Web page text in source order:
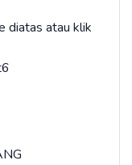
diatas atau klik